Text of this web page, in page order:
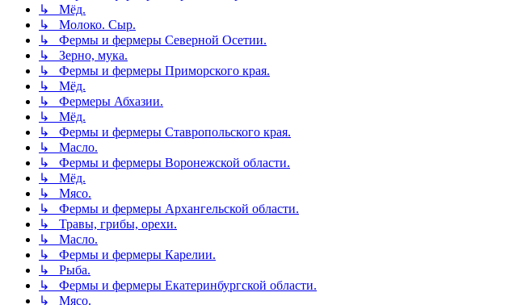
↳ Мёд.
↳ Молоко. Сыр.
↳ Фермы и фермеры Северной Осетии.
↳ Зерно, мука.
↳ Фермы и фермеры Приморского края.
↳ Мёд.
↳ Фермеры Абхазии.
↳ Мёд.
↳ Фермы и фермеры Ставропольского края.
↳ Масло.
↳ Фермы и фермеры Воронежской области.
↳ Мёд.
↳ Мясо.
↳ Фермы и фермеры Архангельской области.
↳ Травы, грибы, орехи.
↳ Масло.
↳ Фермы и фермеры Карелии.
↳ Рыба.
↳ Фермы и фермеры Екатеринбургской области.
↳ Мясо.